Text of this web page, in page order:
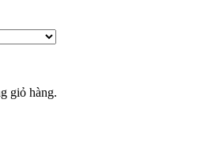
giỏ hàng.